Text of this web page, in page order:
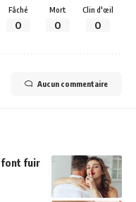
Fâché
0
Mort
0
Clin d'œil
0
Aucun commentaire
font fuir